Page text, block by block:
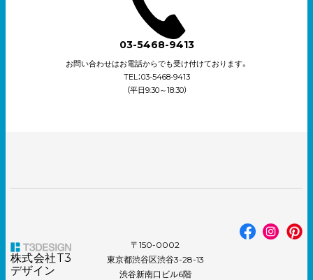
03-5468-9413
お問い合わせはお電話からでも受け付けております。
TEL：03-5468-9413
（平日9:30～18:30）
株式会社T3
デザイン
〒150-0002
東京都渋谷区渋谷3-28-13
渋谷新南口ビル6階